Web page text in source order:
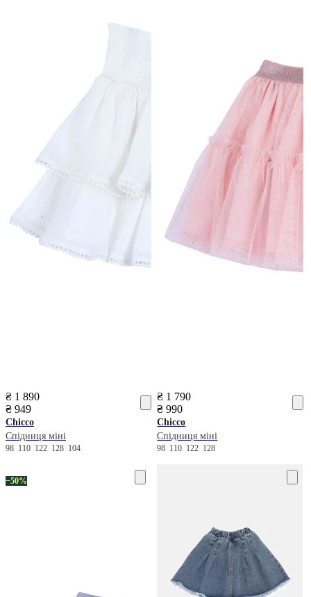
₴ 1 890
₴ 949
Chicco
Спідниця міні
98 110 122 128 104
₴ 1 790
₴ 990
Chicco
Спідниця міні
98 110 122 128
−50%